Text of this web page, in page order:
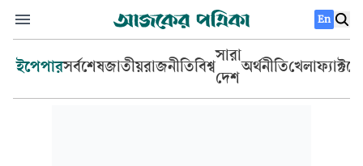
En
ইপেপারসর্বশেষজাতীয়রাজনীতিবিশ্ব
সারা
দেশ
অর্থনীতিখেলা